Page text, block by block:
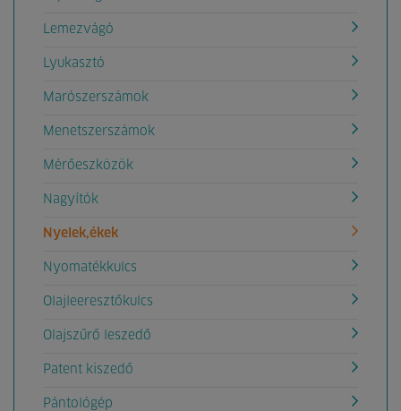
Lemezvágó
Lyukasztó
Marószerszámok
Menetszerszámok
Mérőeszközök
Nagyítók
Nyelek,ékek
Nyomatékkulcs
Olajleeresztőkulcs
Olajszűrő leszedő
Patent kiszedő
Pántológép